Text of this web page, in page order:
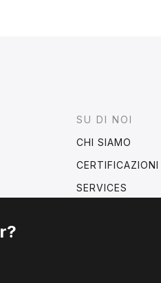
Footer
SU DI NOI
CHI SIAMO
CERTIFICAZIONI
SERVICES